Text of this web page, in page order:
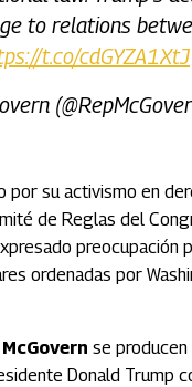
to relations
t.co/cdGYZA1XtJ
por su activismo en
de Reglas del
preocupación
ordenadas por
McGovern se
Donald Trump